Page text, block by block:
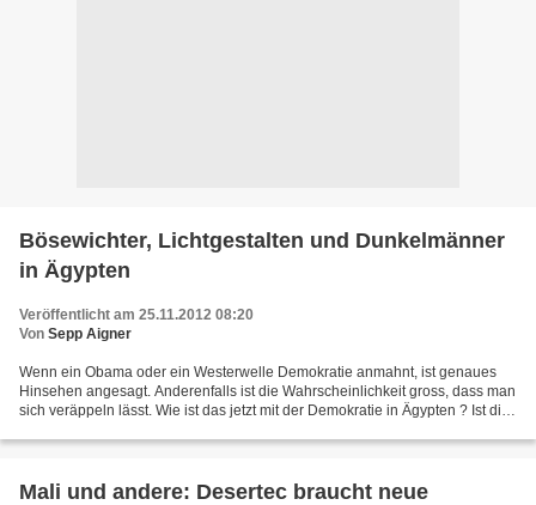
Bösewichter, Lichtgestalten und Dunkelmänner
in Ägypten
Veröffentlicht am 25.11.2012 08:20
Von Sepp Aigner
Wenn ein Obama oder ein Westerwelle Demokratie anmahnt, ist genaues
Hinsehen angesagt. Anderenfalls ist die Wahrscheinlichkeit gross, dass man
sich veräppeln lässt. Wie ist das jetzt mit der Demokratie in Ägypten ? Ist die
Mali und andere: Desertec braucht neue